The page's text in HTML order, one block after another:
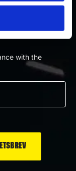
om nyheter
with the